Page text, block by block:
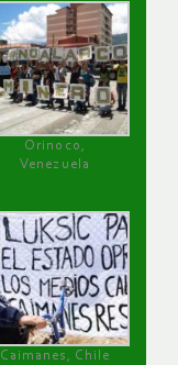
Orinoco,
Venezuela
Caimanes, Chile